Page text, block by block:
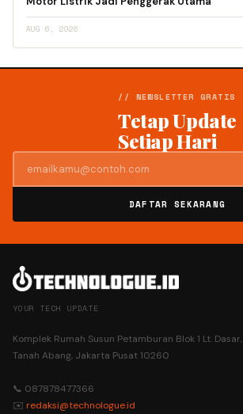
AUG 6, 2026
// NEWSLETTER GRATIS
Tetap Update
Setiap Hari
DAFTAR SEKARANG
YOUR TECH UPDATE
Komplek Rumah Susun Petamburan Blok 1 Lt. Dasar,
Tanah Abang, Jakarta Pusat 10260
📞 087878477366
✉️ redaksi@technologue.id